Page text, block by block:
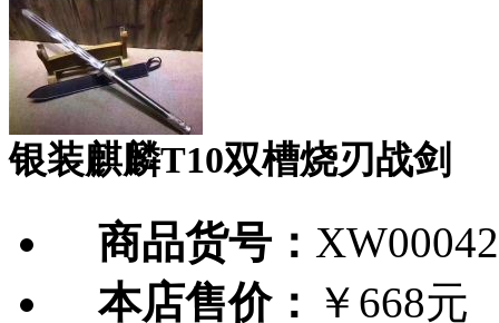
银装麒麟T10双槽烧刃战剑
商品货号：
本店售价： ￥668元